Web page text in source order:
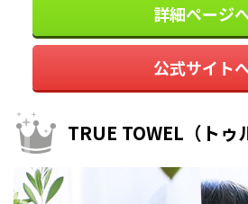
詳細ページ
公式サイト
TRUE TOWEL（トゥ